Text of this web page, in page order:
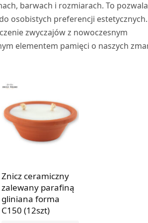
barwach i rozmiarach. To pozwala
osobistych preferencji estetycznych.
zwyczajów z nowoczesnym
elementem pamięci o naszych
Znicz ceramiczny
zalewany parafiną
gliniana forma
C150 (12szt)